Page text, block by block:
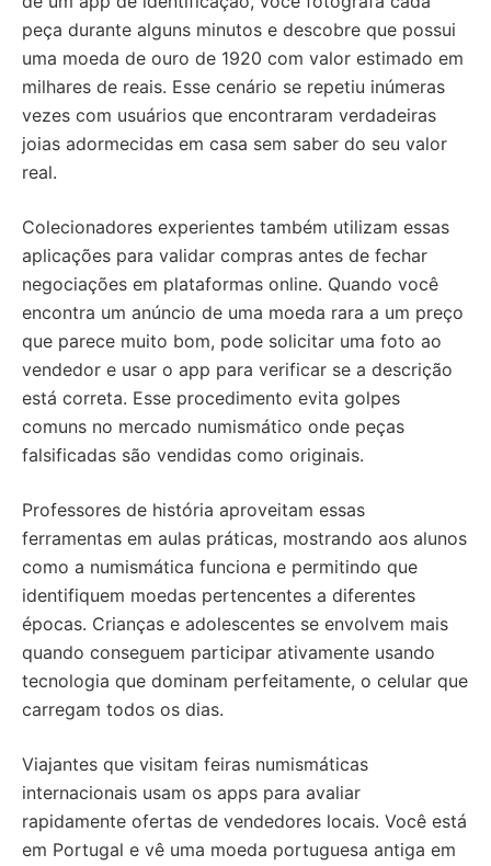
peça durante alguns minutos e descobre que possui
uma moeda de ouro de 1920 com valor estimado em
milhares de reais. Esse cenário se repetiu inúmeras
vezes com usuários que encontraram verdadeiras
joias adormecidas em casa sem saber do seu valor
real.
Colecionadores experientes também utilizam essas
aplicações para validar compras antes de fechar
negociações em plataformas online. Quando você
encontra um anúncio de uma moeda rara a um preço
que parece muito bom, pode solicitar uma foto ao
vendedor e usar o app para verificar se a descrição
está correta. Esse procedimento evita golpes
comuns no mercado numismático onde peças
falsificadas são vendidas como originais.
Professores de história aproveitam essas
ferramentas em aulas práticas, mostrando aos alunos
como a numismática funciona e permitindo que
identifiquem moedas pertencentes a diferentes
épocas. Crianças e adolescentes se envolvem mais
quando conseguem participar ativamente usando
tecnologia que dominam perfeitamente, o celular que
carregam todos os dias.
Viajantes que visitam feiras numismáticas
internacionais usam os apps para avaliar
rapidamente ofertas de vendedores locais. Você está
em Portugal e vê uma moeda portuguesa antiga em